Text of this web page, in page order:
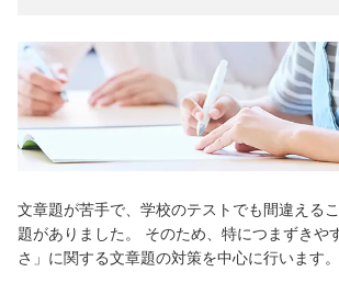
文章題が苦手で、学校のテストでも間違える
題がありました。 そのため、特につまずきや
さ」に関する文章題の対策を中心に行います。